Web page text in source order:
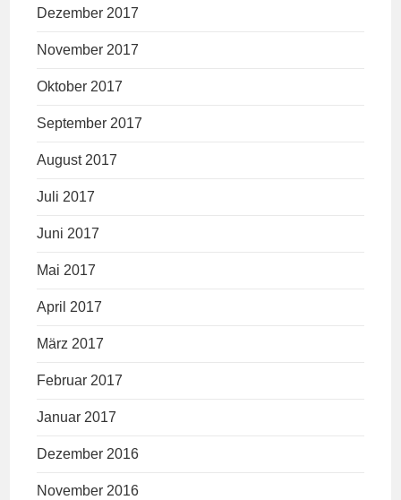
Dezember 2017
November 2017
Oktober 2017
September 2017
August 2017
Juli 2017
Juni 2017
Mai 2017
April 2017
März 2017
Februar 2017
Januar 2017
Dezember 2016
November 2016